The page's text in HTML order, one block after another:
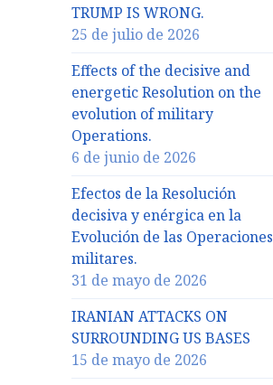
TRUMP IS WRONG.
25 de julio de 2026
Effects of the decisive and
energetic Resolution on the
evolution of military
Operations.
6 de junio de 2026
Efectos de la Resolución
decisiva y enérgica en la
Evolución de las Operaciones
militares.
31 de mayo de 2026
IRANIAN ATTACKS ON
SURROUNDING US BASES
15 de mayo de 2026